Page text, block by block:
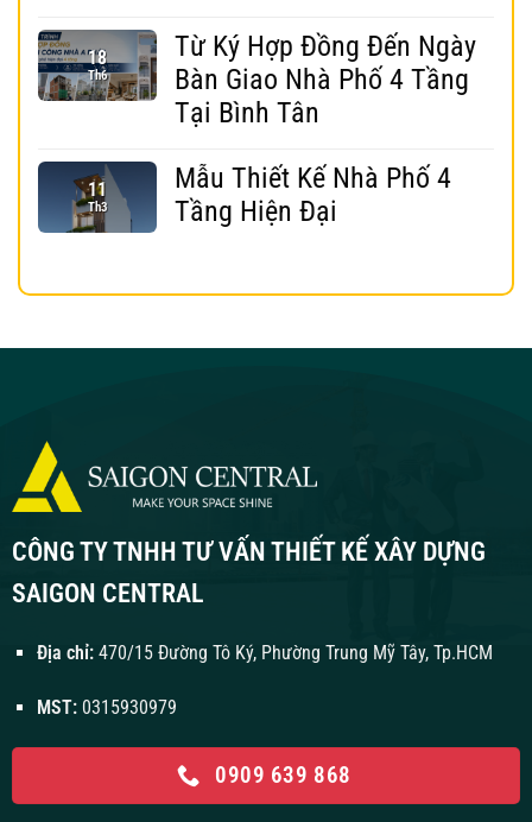
18
Th6
Từ Ký Hợp Đồng Đến Ngày
Bàn Giao Nhà Phố 4 Tầng
Tại Bình Tân
11
Th3
Mẫu Thiết Kế Nhà Phố 4
Tầng Hiện Đại
CÔNG TY TNHH TƯ VẤN THIẾT KẾ XÂY DỰNG
SAIGON CENTRAL
Địa chỉ:470/15 Đường Tô Ký, Phường Trung Mỹ Tây, Tp.HCM
MST: 0315930979
0909 639 868